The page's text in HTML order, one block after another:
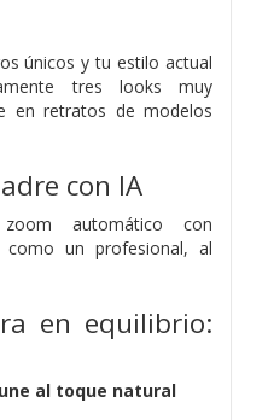
únicos y tu estilo actual
tres looks muy
en retratos de modelos
con IA
automático con
un profesional, al
en equilibrio:
al toque natural